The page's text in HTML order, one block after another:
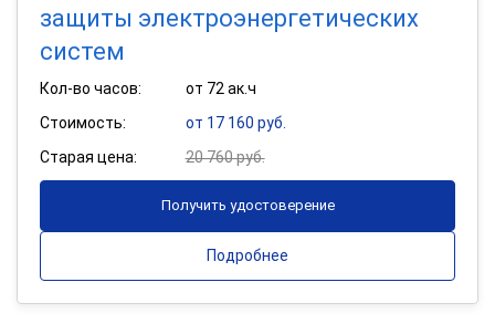
защиты электроэнергетических
систем
Кол-во часов:
от 72 ак.ч
Стоимость:
от 17 160 руб.
Старая цена:
20 760 руб.
Получить удостоверение
Подробнее